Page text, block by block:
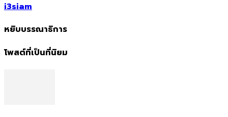
i3siam
หยิบบรรณาธิการ
โพสต์ที่เป็นที่นิยม